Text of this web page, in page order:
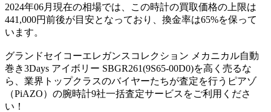
2024年06月現在の相場では、この時計の買取価格の上限は
441,000円前後が目安となっており、換金率は65%を保って
います。
グランドセイコーエレガンスコレクション メカニカル自動
巻き3Days アイボリー SBGR261(9S65-00D0)を高く売るな
ら、業界トップクラスのバイヤーたちが査定を行うピアゾ
（PiAZO）の腕時計9社一括査定サービスをご利用くださ
い！